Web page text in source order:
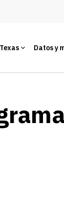
Datos y